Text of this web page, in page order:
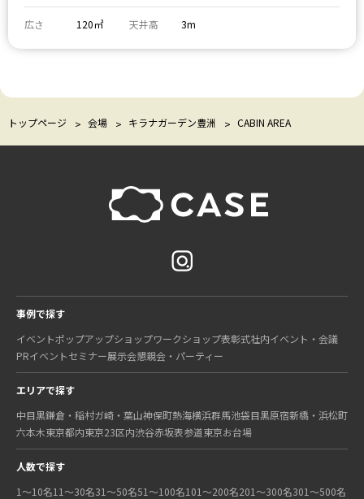
広さ 120㎡ 天井高 3m
トップページ 会場 キラナガーデン豊洲 CABIN AREA
事例で探す
イベントポップアップショップワークショップ表彰式社内イベント・会議
PRイベントセミナー展示会懇親会・パーティー
エリアで探す
中目黒鎌倉・稲村ガ崎・葉山神保町熱海横浜群馬池袋目黒原宿新橋・浜松町
六本木東京都内東京23区内渋谷赤坂表参道東京お台場
人数で探す
1〜10名11〜30名31〜50名51〜100名101〜200名201〜300名301〜500名